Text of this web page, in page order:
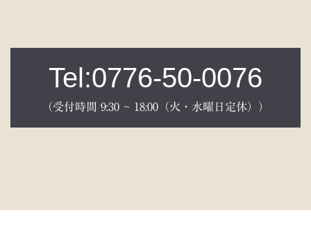
Tel:0776-50-0076
（受付時間 9:30 ~ 18:00（火・水曜日定休））